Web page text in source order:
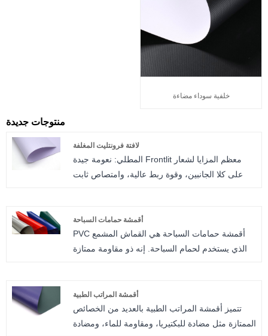
خلفية سوداء مضاءة
منتوجات جديدة
لافتة فرونتليت المغلفة
معظم المزايا لشعار Frontlit المطلي: نعومة جيدة
على كلا الجانبين، وقوة ربط عالية، وامتصاص ثابت
الجانبين، تنطبق على جميع الطابعات تقريبًا
أقمشة حمامات السباحة
أقمشة حمامات السباحة هي القماش المشمع PVC
الذي يستخدم لحمام السباحة. إنه ذو مقاومة ممتازة
أقمشة المراتب الطبية
تتميز أقمشة المراتب الطبية بالعديد من الخصائص
الممتازة مثل مضادة للبكتيريا، ومقاومة للماء، ومضادة